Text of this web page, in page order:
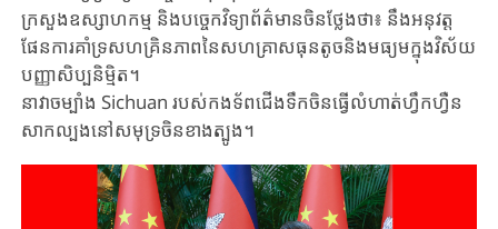
ក្រសួងឧស្សាហកម្ម និងបច្ចេកវិទ្យាព័ត៌មានចិនថ្លែងថា៖ នឹងអនុវត្ត
ផែនការគាំទ្រសហគ្រិនភាពនៃសហគ្រាសធុនតូចនិងមធ្យមក្នុងវិស័យ
បញ្ញាសិប្បនិម្មិត។
នាវាចម្បាំង Sichuan របស់កងទ័ពជើងទឹកចិនធ្វើលំហាត់ហ្វឹកហ្វឺន
សាកល្បងនៅសមុទ្រចិនខាងត្បូង។